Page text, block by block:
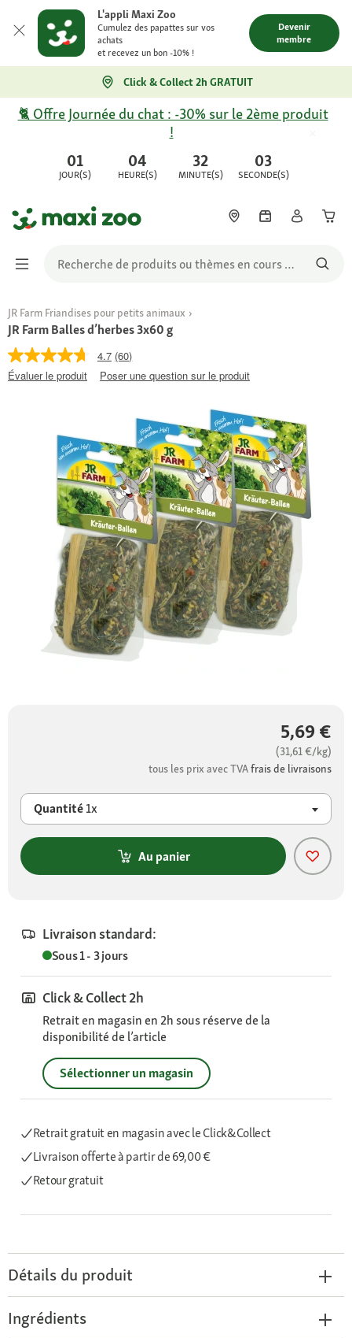
L'appli Maxi Zoo
Cumulez des papattes sur vos
achats
et recevez un bon -10% !
Devenir
membre
Click & Collect 2h GRATUIT
01
JOUR(S)
04
HEURE(S)
32
MINUTE(S)
03
SECONDE(S)
🐈 Offre Journée du chat : -30% sur le 2ème produit
!
JR Farm Friandises pour petits animaux
JR Farm Balles d’herbes 3x60 g
4.7 (60)
Évaluer le produit
Poser une question sur le produit
5,69 €
(31,61 €/kg)
tous les prix avec TVAfrais de livraisons
Quantité1x
Au panier
Livraison standard:
Sous 1 - 3 jours
Click & Collect 2h
Retrait en magasin en 2h sous réserve de la
disponibilité de l’article
Sélectionner un magasin
Retrait gratuit en magasin avec le Click&Collect
Livraison offerteà partir de 69,00 €
Retour gratuit
Détails du produit
Ingrédients